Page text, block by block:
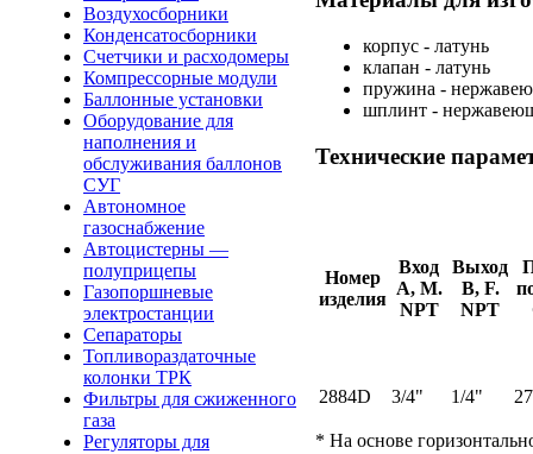
Воздухосборники
Конденсатосборники
Счетчики и расходомеры
Компрессорные модули
Баллонные установки
Оборудование для
наполнения и
обслуживания баллонов
СУГ
Автономное
газоснабжение
Автоцистерны —
полуприцепы
Газопоршневые
электростанции
Сепараторы
Топливораздаточные
колонки ТРК
Фильтры для сжиженного
газа
Регуляторы для
корпус - латунь
клапан - латунь
пружина -
шплинт -
Технические
Номер
изделия
Вход
А, М.
NPT
Выход
В, F.
NPT
2884D 3/4" 1/4"
* На основе